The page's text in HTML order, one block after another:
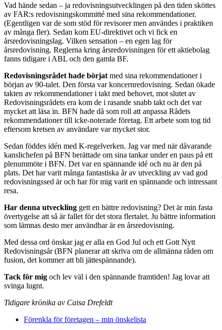
Vad hände sedan – ja redovisningsutvecklingen på den tiden sköttes
av FAR:s redovisningskommitté med sina rekommendationer.
(Egentligen var de som stöd för revisorer men användes i praktiken
av många fler). Sedan kom EU-direktivet och vi fick en
årsredovisningslag. Vilken sensation – en egen lag för
årsredovisning. Reglerna kring årsredovisningen för ett aktiebolag
fanns tidigare i ABL och den gamla BF.
Redovisningsrådet hade börjat med sina re­kommendationer i
början av 90-talet. Den första var koncernredovisning. Sedan ökade
takten av rekommendationer i takt med behovet, mot slutet av
Redovisningsrådets era kom de i rasande snabb takt och det var
mycket att läsa in. BFN hade då som roll att anpassa Rådets
rekommendationer till icke-noterade företag. Ett arbete som tog tid
eftersom kretsen av användare var mycket stor.
Sedan föddes idén med K-regelverken. Jag var med när dåvarande
kanslichefen på BFN berättade om sina tankar under en paus på ett
plenummöte i BFN. Det var en spännande idé och nu är den på
plats. Det har varit många fantastiska år av utveckling av vad god
redovisningssed är och har för mig varit en spännan­de och intressant
resa.
Har denna utveckling gett en bättre redovisning? Det är min fasta
övertygelse att så är fallet för det sto­ra flertalet. Ju bättre information
som lämnas desto mer användbar är en årsredovisning.
Med dessa ord önskar jag er alla en God Jul och ett Gott Nytt
Redovisningsår (BFN planerar att skriva om de allmänna råden om
fusion, det kommer att bli jättespännande).
Tack för mig och lev väl i den spännande framtiden! Jag lovar att
svinga lugnt.
Tidigare krönika av Caisa Drefeldt
Förenkla för företagen – min önskelista